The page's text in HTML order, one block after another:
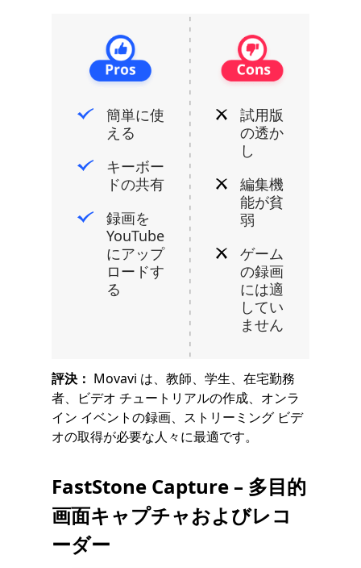
簡単に使
える
キーボー
ドの共有
録画を
YouTube
にアップ
ロードす
る
試用版
の透か
し
編集機
能が貧
弱
ゲーム
の録画
には適
してい
ません
評決： Movavi は、教師、学生、在宅勤務
者、ビデオ チュートリアルの作成、オンラ
イン イベントの録画、ストリーミング ビデ
オの取得が必要な人々に最適です。
FastStone Capture – 多目的
画面キャプチャおよびレコ
ーダー